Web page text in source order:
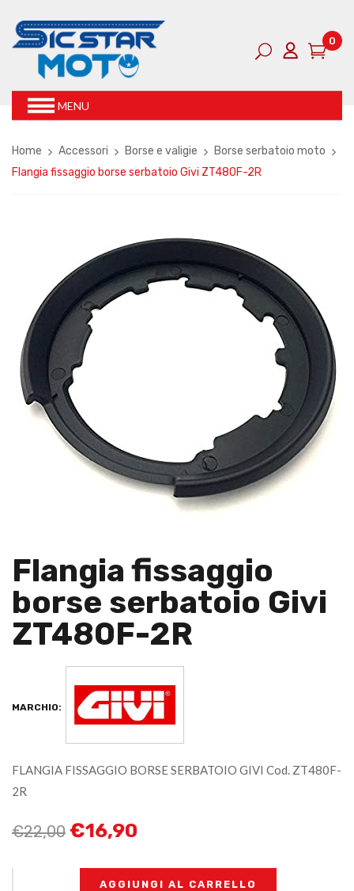
0
MENU
Home Accessori Borse e valigie
Borse serbatoio moto
Flangia fissaggio borse serbatoio Givi ZT480F-2R
Flangia fissaggio
borse serbatoio Givi
ZT480F-2R
MARCHIO:
FLANGIA FISSAGGIO BORSE SERBATOIO GIVI Cod. ZT480F-
2R
€22,00 €16,90
AGGIUNGI AL CARRELLO